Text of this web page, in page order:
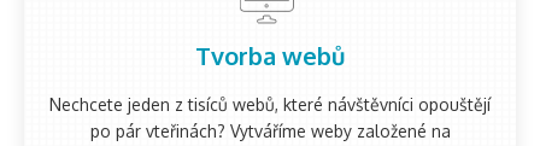
Tvorba webů
Nechcete jeden z tisíců webů, které návštěvníci opouštějí
po pár vteřinách? Vytváříme weby založené na